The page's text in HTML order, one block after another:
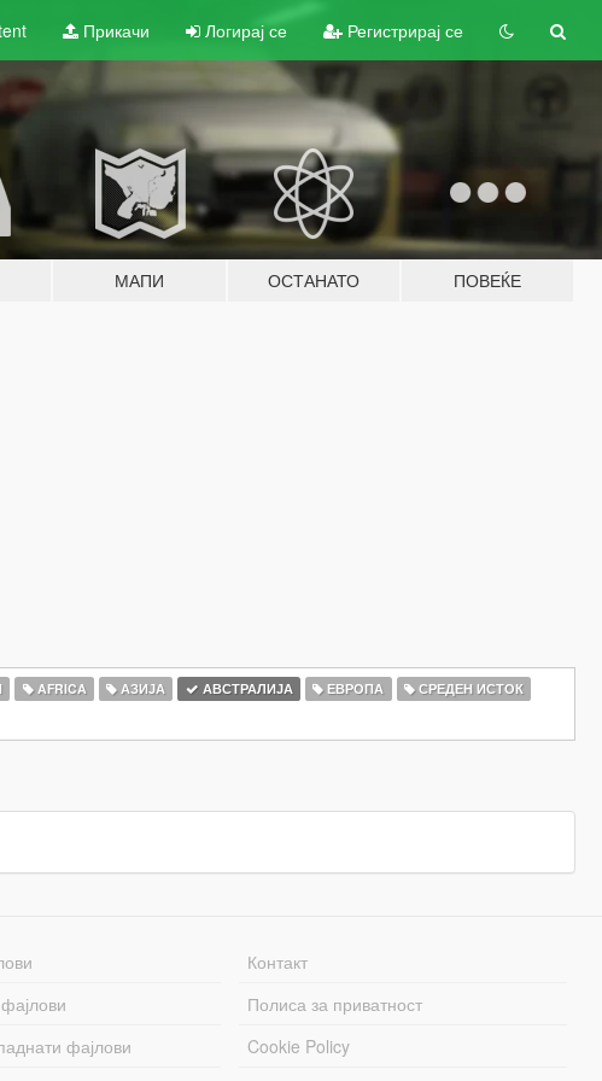
Прикачи Логирај се Регистрирај се
МАПИ ОСТАНАТО ПОВЕЌЕ
AFRICA АЗИЈА АВСТРАЛИЈА ЕВРОПА
СРЕДЕН ИСТОК
фајлови
Контакт
Полиса за приватност
Cookie Policy